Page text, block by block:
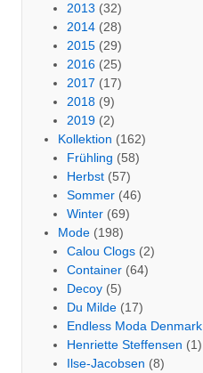
2013 (32)
2014 (28)
2015 (29)
2016 (25)
2017 (17)
2018 (9)
2019 (2)
Kollektion (162)
Frühling (58)
Herbst (57)
Sommer (46)
Winter (69)
Mode (198)
Calou Clogs (2)
Container (64)
Decoy (5)
Du Milde (17)
Endless Moda Denmark
Henriette Steffensen (1)
Ilse-Jacobsen (8)